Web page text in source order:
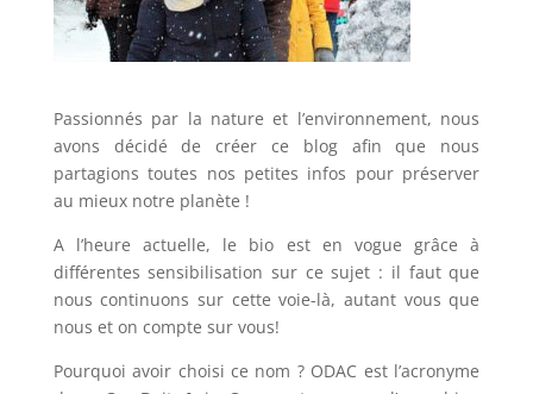
Passionnés par la nature et l’environnement, nous
avons décidé de créer ce blog afin que nous
partagions toutes nos petites infos pour préserver
au mieux notre planète !
A l’heure actuelle, le bio est en vogue grâce à
différentes sensibilisation sur ce sujet : il faut que
nous continuons sur cette voie-là, autant vous que
nous et on compte sur vous!
Pourquoi avoir choisi ce nom ? ODAC est l’acronyme